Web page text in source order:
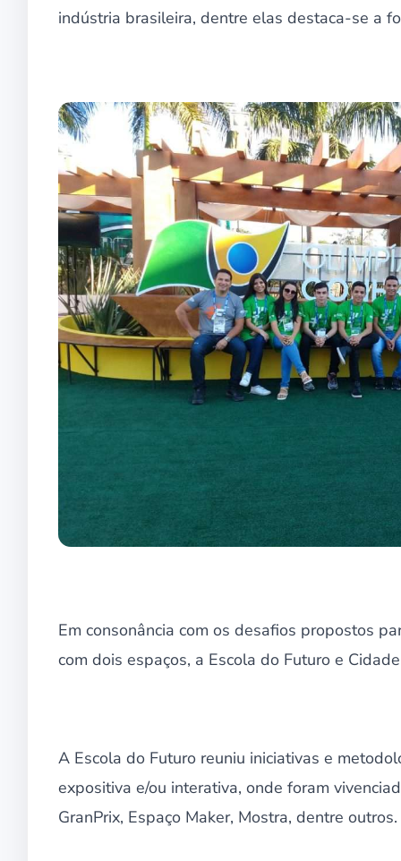
indústria brasileira, dentre elas destaca-se a
Em consonância com os desafios propostos
com dois espaços, a Escola do Futuro e
A Escola do Futuro reuniu iniciativas e
expositiva e/ou interativa, onde foram
GranPrix, Espaço Maker, Mostra, dentre outros.